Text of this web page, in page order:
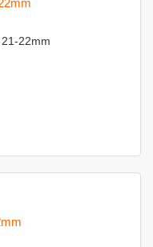
22mm